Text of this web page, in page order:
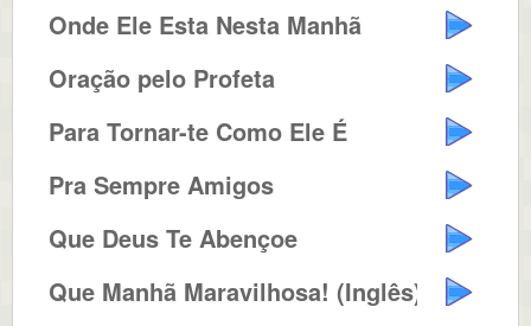
Onde Ele Esta Nesta Manhã
Oração pelo Profeta
Para Tornar-te Como Ele É
Pra Sempre Amigos
Que Deus Te Abençoe
Que Manhã Maravilhosa! (Inglês)